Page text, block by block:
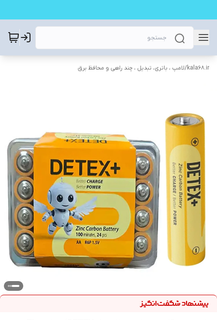
kala68.ir
/لامپ ، باتری، تبدیل ، چند راهی و محافظ برق